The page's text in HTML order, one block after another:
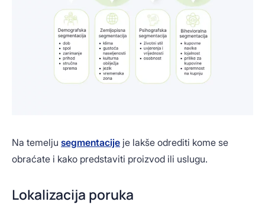
Na temelju segmentacije je lakše odrediti kome se
obraćate i kako predstaviti proizvod ili uslugu.
Lokalizacija poruka